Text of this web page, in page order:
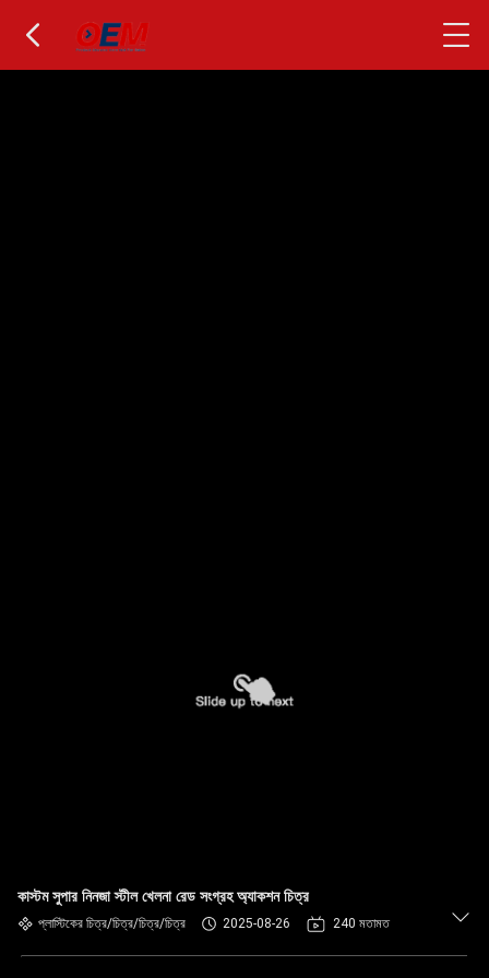
কাস্টম সুপার নিনজা স্টীল খেলনা রেড সংগ্রহ অ্যাকশন চিত্র
প্লাস্টিকের চিত্র/চিত্র/চিত্র/চিত্র 2025-08-26 240 মতামত